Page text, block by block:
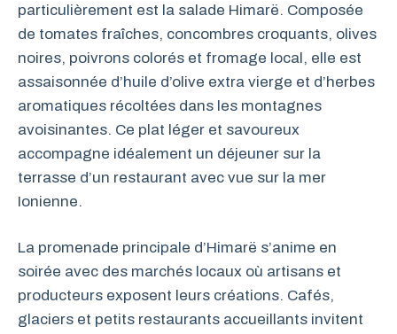
particulièrement est la salade Himarë. Composée
de tomates fraîches, concombres croquants, olives
noires, poivrons colorés et fromage local, elle est
assaisonnée d’huile d’olive extra vierge et d’herbes
aromatiques récoltées dans les montagnes
avoisinantes. Ce plat léger et savoureux
accompagne idéalement un déjeuner sur la
terrasse d’un restaurant avec vue sur la mer
Ionienne.
La promenade principale d’Himarë s’anime en
soirée avec des marchés locaux où artisans et
producteurs exposent leurs créations. Cafés,
glaciers et petits restaurants accueillants invitent